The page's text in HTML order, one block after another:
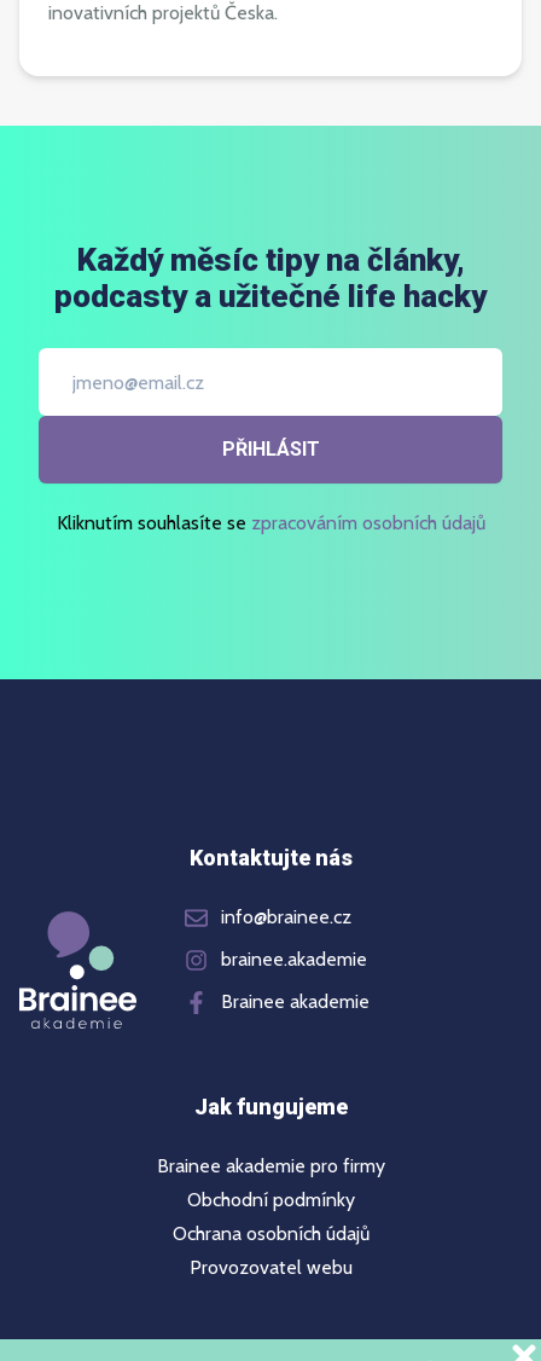
inovativních projektů Česka.
Každý měsíc tipy na články,
podcasty a užitečné life hacky
PŘIHLÁSIT
Kliknutím souhlasíte se zpracováním osobních údajů
Kontaktujte nás
info@brainee.cz
brainee.akademie
Brainee akademie
Jak fungujeme
Brainee akademie pro firmy
Obchodní podmínky
Ochrana osobních údajů
Provozovatel webu